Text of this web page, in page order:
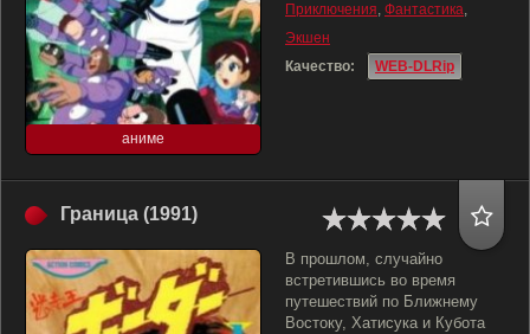
аниме
Приключения, Фантастика,
Экшен
Качество:
WEB-DLRip
Граница (1991)
В прошлом, случайно
встретившись во время
путешествий по Ближнему
Востоку, Хатисука и Кубота